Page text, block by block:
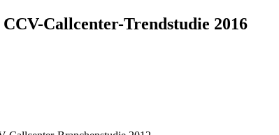
Callcenter-Trendstudie 2016